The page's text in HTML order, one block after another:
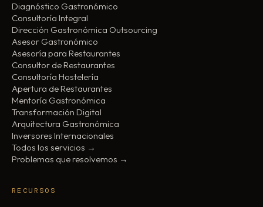
Diagnóstico Gastronómico
Consultoría Integral
Dirección Gastronómica Outsourcing
Asesor Gastronómico
Asesoría para Restaurantes
Consultor de Restaurantes
Consultoría Hostelería
Apertura de Restaurantes
Mentoría Gastronómica
Transformación Digital
Arquitectura Gastronómica
Inversores Internacionales
Todos los servicios →
Problemas que resolvemos →
RECURSOS